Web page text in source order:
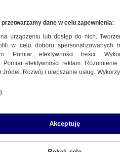
dane w celu zapewnienia:
na urządzeniu lub dostęp do nich.
w celu doboru spersonalizowanych
Pomiar efektywności treści.
Pomiar efektywności reklam.
Rozwój i ulepszanie usług.
Akceptuję